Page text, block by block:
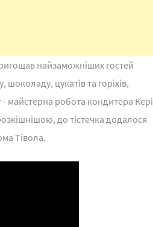
найзаможніших гостей
цукатів та горіхів,
- майстерна робота кондитера Кері
до тістечка додалося
Тівола.